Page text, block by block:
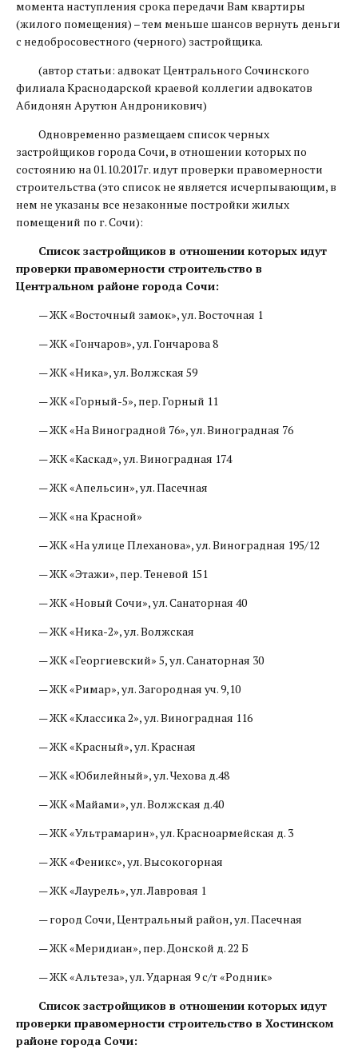
момента наступления срока передачи Вам квартиры
(жилого помещения) – тем меньше шансов вернуть деньги
с недобросовестного (черного) застройщика.
(автор статьи: адвокат Центрального Сочинского
филиала Краснодарской краевой коллегии адвокатов
Абидонян Арутюн Андроникович)
Одновременно размещаем список черных
застройщиков города Сочи, в отношении которых по
состоянию на 01.10.2017г. идут проверки правомерности
строительства (это список не является исчерпывающим, в
нем не указаны все незаконные постройки жилых
помещений по г. Сочи):
Список застройщиков в отношении которых идут
проверки правомерности строительство в
Центральном районе города Сочи:
— ЖК «Восточный замок», ул. Восточная 1
— ЖК «Гончаров», ул. Гончарова 8
— ЖК «Ника», ул. Волжская 59
— ЖК «Горный-5», пер. Горный 11
— ЖК «На Виноградной 76», ул. Виноградная 76
— ЖК «Каскад», ул. Виноградная 174
— ЖК «Апельсин», ул. Пасечная
— ЖК «на Красной»
— ЖК «На улице Плеханова», ул. Виноградная 195/12
— ЖК «Этажи», пер. Теневой 151
— ЖК «Новый Сочи», ул. Санаторная 40
— ЖК «Ника-2», ул. Волжская
— ЖК «Георгиевский» 5, ул. Санаторная 30
— ЖК «Римар», ул. Загородная уч. 9,10
— ЖК «Классика 2», ул. Виноградная 116
— ЖК «Красный», ул. Красная
— ЖК «Юбилейный», ул. Чехова д.48
— ЖК «Майами», ул. Волжская д.40
— ЖК «Ультрамарин», ул. Красноармейская д. 3
— ЖК «Феникс», ул. Высокогорная
— ЖК «Лаурель», ул. Лавровая 1
— город Сочи, Центральный район, ул. Пасечная
— ЖК «Меридиан», пер. Донской д. 22 Б
— ЖК «Альтеза», ул. Ударная 9 с/т «Родник»
Список застройщиков в отношении которых идут
проверки правомерности строительство в Хостинском
районе города Сочи: